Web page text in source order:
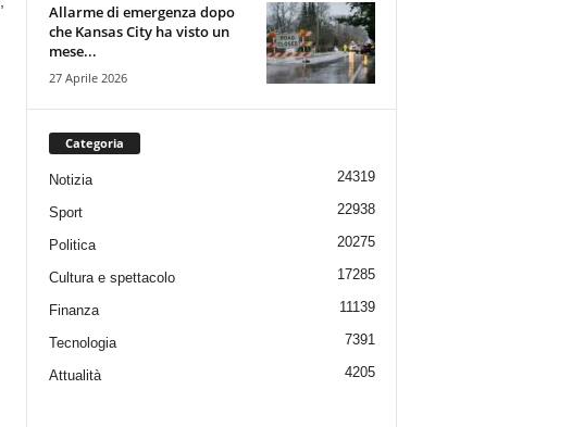
Allarme di emergenza dopo
che Kansas City ha visto un
mese...
27 Aprile 2026
Categoria
Notizia 24319
Sport 22938
Politica 20275
Cultura e spettacolo 17285
Finanza 11139
Tecnologia 7391
Attualità 4205